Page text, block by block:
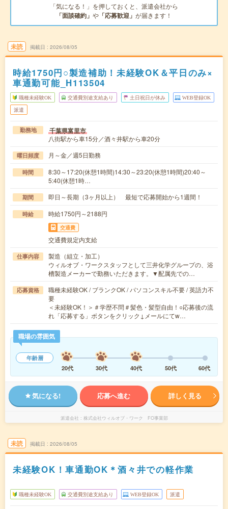
「気になる！」を押しておくと、派遣会社から
「面談確約」 や 「応募歓迎」 が届きます！
未読 掲載日 2026/08/05
時給1750円○製造補助！未経験OK＆平日のみ×
車通勤可能_H113504
職種未経験OK 交通費別途支給あり 土日祝日が休み WEB登録OK
派遣
勤務地 千葉県富里市
八街駅から車15分／酒々井駅から車20分
曜日頻度 月～金／週5日勤務
時間
8:30～17:20(休憩1時間)14:30～23:20(休憩1時間)20:40～
5:40(休憩1時…
期間 即日～長期（3ヶ月以上） 最短で応募開始から1週間！
時給 時給1750円～2188円
交通費
交通費規定内支給
仕事内容
製造（組立・加工）
ウィルオブ・ワークスタッフとして三井化学グループの、浴
槽製造メーカーで勤務いただきます。▼配属先での…
応募資格
職種未経験OK / ブランクOK / パソコンスキル不要 / 英語力不
要
＜未経験OK！＞＃学歴不問＃髪色・髪型自由！○応募後の流
れ「応募する」ボタンをクリック↓メールにてw…
職場の雰囲気
年齢層
20代
30代 40代 50代 60代
気になる! 応募へ進む 詳しく見る
派遣会社 株式会社ウィルオブ・ワーク FO事業部
未読 掲載日 2026/08/05
未経験OK！車通勤OK＊酒々井での軽作業
職種未経験OK 交通費別途支給あり WEB登録OK 派遣